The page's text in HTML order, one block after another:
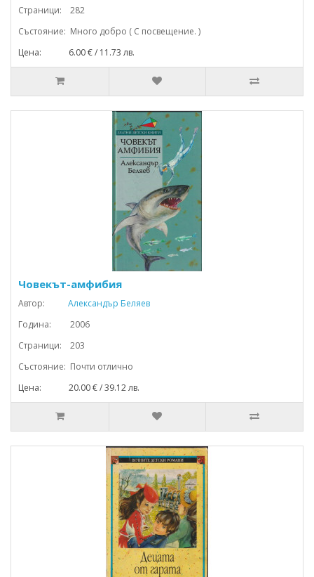
Страници: 282
Състояние: Много добро ( С посвещение. )
Цена: 6.00 € / 11.73 лв.
Човекът-амфибия
Автор:
Александър Беляев
Година: 2006
Страници: 203
Състояние: Почти отлично
Цена: 20.00 € / 39.12 лв.